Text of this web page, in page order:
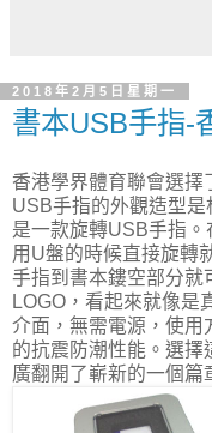
2018年2月5日星期一
書本USB手指-
香港學界體育聯會選擇
USB手指的外觀造型
是一款旋轉USB手指
用U盤的時候直接旋轉
手指到書本鏤空部分就
LOGO，看起來就像是
介面，無需電源，使用
的抗震防潮性能。選
廣翻開了嶄新的一個篇